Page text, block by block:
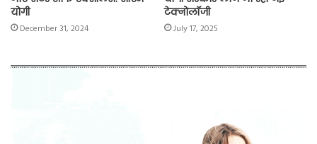
योगी
December 31, 2024
टेक्नोलॉजी
July 17, 2025